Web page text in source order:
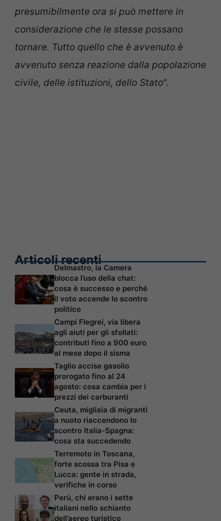
presumibilmente ora si può mettere in
considerazione che le stesse possano
tornare. Tutto quello che è avvenuto è
avvenuto senza reazione dalla popolazione
civile, delle istituzioni, dello Stato“.
Articoli recenti
Delmastro, la Camera
blocca l’uso della chat:
cosa è successo e perché
il voto accende lo scontro
politico
Campi Flegrei, via libera
agli aiuti per gli sfollati:
contributi fino a 900 euro
al mese dopo il sisma
Taglio accise gasolio
prorogato fino al 24
agosto: cosa cambia per i
prezzi dei carburanti
Ceuta, migliaia di migranti
a nuoto riaccendono lo
scontro Italia-Spagna:
cosa sta succedendo
Terremoto in Toscana,
forte scossa tra Pisa e
Lucca: gente in strada,
verifiche in corso
Perù, chi erano i sette
italiani nello schianto
dell’aereo turistico